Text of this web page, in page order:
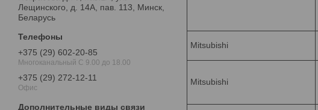
Лещинского, д. 14А, пав. 113, Минск,
Беларусь
+375 (29) 602-20-85
Многоканальный С 9.00 до 18.00
+375 (29) 272-12-11
Офис
Mitsubishi
Mitsubishi